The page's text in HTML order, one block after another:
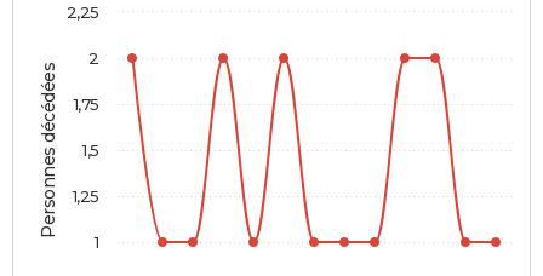
Personnes décédées
1
1,25
1,5
1,75
2
2,25